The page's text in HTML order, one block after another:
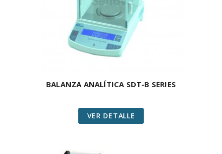
BALANZA ANALÍTICA SDT-B SERIES
VER DETALLE